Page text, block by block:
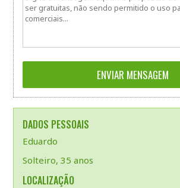
DADOS PESSOAIS
Eduardo
Solteiro, 35 anos
LOCALIZAÇÃO